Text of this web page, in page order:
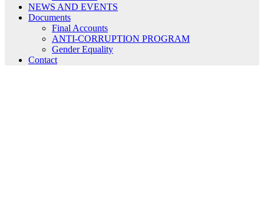
NEWS AND EVENTS
Documents
Final Accounts
ANTI-CORRUPTION PROGRAM
Gender Equality
Contact